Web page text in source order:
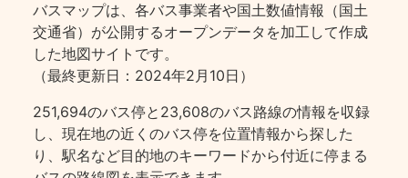
バスマップは、各バス事業者や国土数値情報（国土
交通省）が公開するオープンデータを加工して作成
した地図サイトです。
（最終更新日：2024年2月10日）
251,694のバス停と23,608のバス路線の情報を収録
し、現在地の近くのバス停を位置情報から探した
り、駅名など目的地のキーワードから付近に停まる